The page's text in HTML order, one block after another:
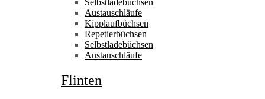
Austauschläufe
Kipplaufbüchsen
Repetierbüchsen
Selbstladebüchsen
Austauschläufe
Flinten